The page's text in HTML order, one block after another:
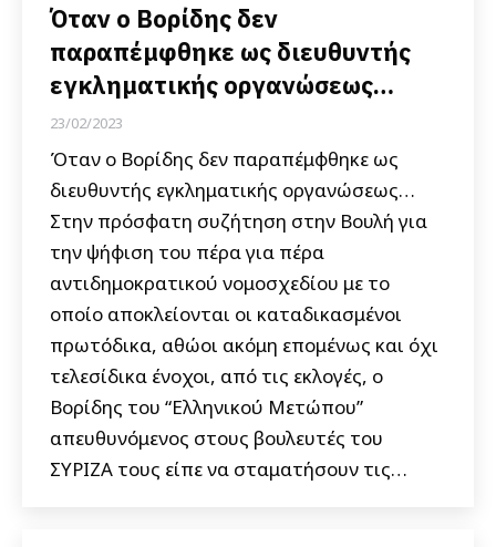
Όταν ο Βορίδης δεν
παραπέμφθηκε ως διευθυντής
εγκληματικής οργανώσεως…
23/02/2023
Όταν ο Βορίδης δεν παραπέμφθηκε ως
διευθυντής εγκληματικής οργανώσεως…
Στην πρόσφατη συζήτηση στην Βουλή για
την ψήφιση του πέρα για πέρα
αντιδημοκρατικού νομοσχεδίου με το
οποίο αποκλείονται οι καταδικασμένοι
πρωτόδικα, αθώοι ακόμη επομένως και όχι
τελεσίδικα ένοχοι, από τις εκλογές, ο
Βορίδης του “Ελληνικού Μετώπου”
απευθυνόμενος στους βουλευτές του
ΣΥΡΙΖΑ τους είπε να σταματήσουν τις…